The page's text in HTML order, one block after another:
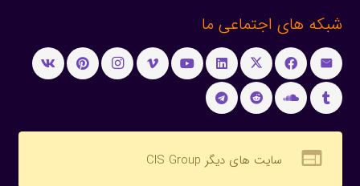
شبکه های اجتماعی ما
web سایت های دیگر CIS Group